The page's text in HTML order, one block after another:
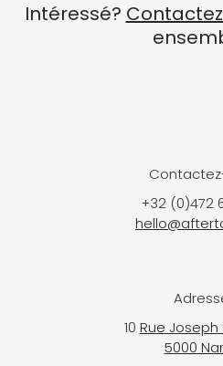
Intéressé?
+32 (0)472
10Rue
5000